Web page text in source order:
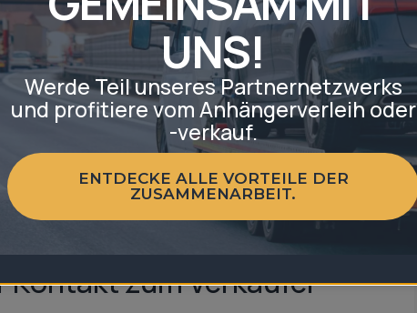
können Sie auf Anhaenger-mieten.org
und direkt kaufen. Das bietet klare
mehr Modelle
zahlreichen Angeboten
zum besten Preis zu kaufen
zum Verkäufer
UNS!
Werde Teil unseres Partnernetzwerks
und profitiere vom Anhängerverleih oder
-verkauf.
ENTDECKE ALLE VORTEILE DER
ZUSAMMENARBEIT.